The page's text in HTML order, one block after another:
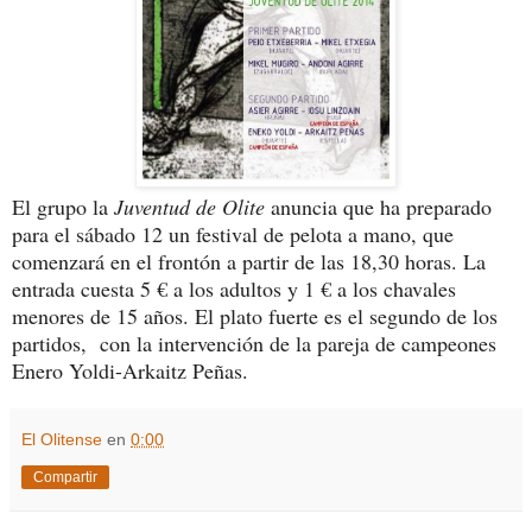
El grupo la Juventud de Olite anuncia que ha preparado
para el sábado 12 un festival de pelota a mano, que
comenzará en el frontón a partir de las 18,30 horas. La
entrada cuesta 5 € a los adultos y 1 € a los chavales
menores de 15 años. El plato fuerte es el segundo de los
partidos, con la intervención de la pareja de campeones
Enero Yoldi-Arkaitz Peñas.
El Olitense en 0:00
Compartir